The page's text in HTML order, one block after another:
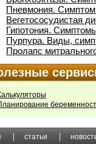
Пневмония.
Вегетососудистая
Гипотония.
Пурпура. Виды,
Пролапс
статьи